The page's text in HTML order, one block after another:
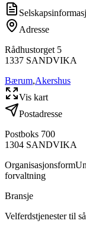
Adresse
Rådhustorget 5
1337 SANDVIKA
Bærum,Akershus
Vis kart
Postadresse
Postboks 700
1304 SANDVIKA
Organisasjonsform
forvaltning
Bransje
Velferdstjenester til